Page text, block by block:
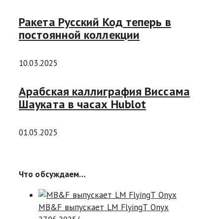
Ракета Русский Код теперь в
постоянной коллекции
10.03.2025
Арабская каллиграфия Виссама
Шауката в часах Hublot
01.05.2025
Что обсуждаем…
MB&F выпускает LM FlyingT Onyx